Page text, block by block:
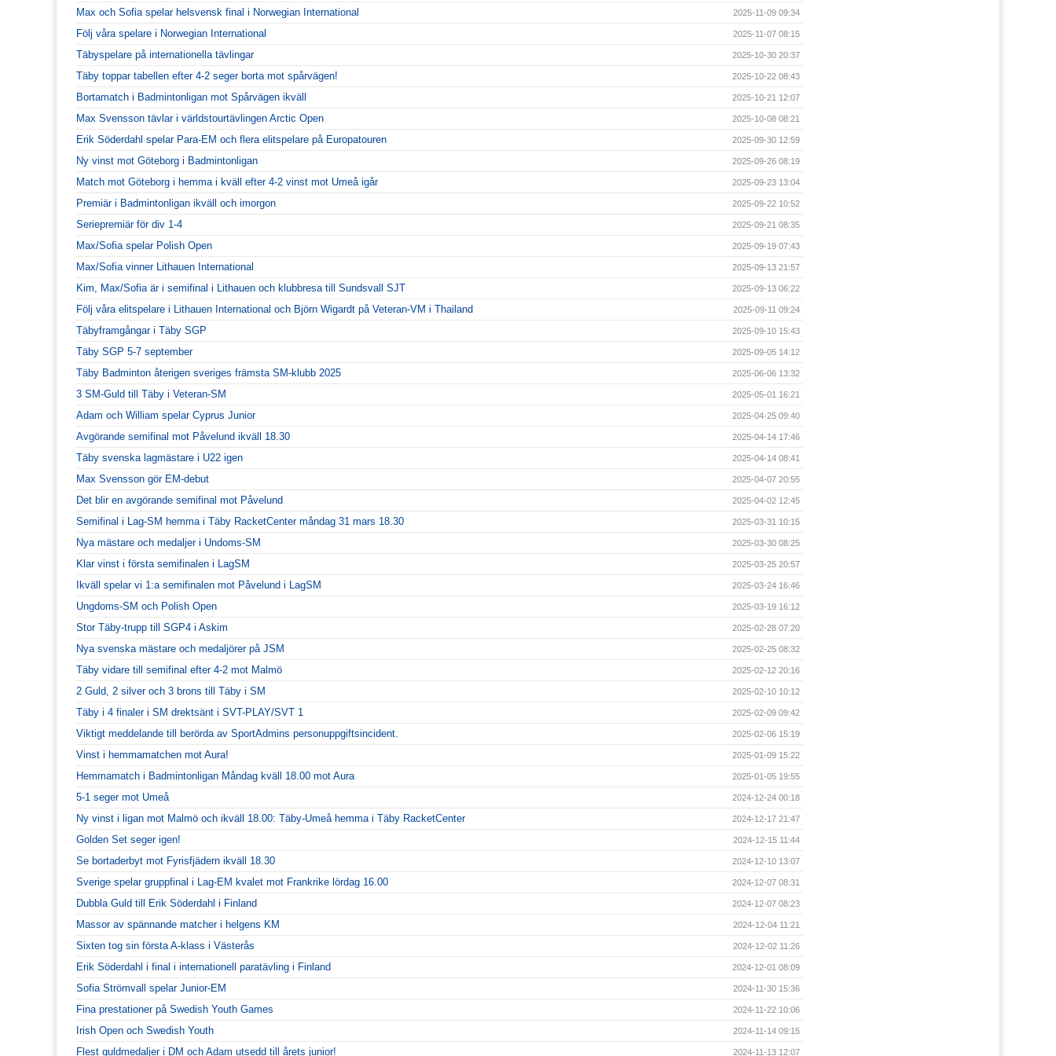
Max och Sofia spelar helsvensk final i Norwegian International 2025-11-09 09:34
Följ våra spelare i Norwegian International 2025-11-07 08:15
Täbyspelare på internationella tävlingar 2025-10-30 20:37
Täby toppar tabellen efter 4-2 seger borta mot spårvägen! 2025-10-22 08:43
Bortamatch i Badmintonligan mot Spårvägen ikväll 2025-10-21 12:07
Max Svensson tävlar i världstourtävlingen Arctic Open 2025-10-08 08:21
Erik Söderdahl spelar Para-EM och flera elitspelare på Europatouren 2025-09-30 12:59
Ny vinst mot Göteborg i Badmintonligan 2025-09-26 08:19
Match mot Göteborg i hemma i kväll efter 4-2 vinst mot Umeå igår 2025-09-23 13:04
Premiär i Badmintonligan ikväll och imorgon 2025-09-22 10:52
Seriepremiär för div 1-4 2025-09-21 08:35
Max/Sofia spelar Polish Open 2025-09-19 07:43
Max/Sofia vinner Lithauen International 2025-09-13 21:57
Kim, Max/Sofia är i semifinal i Lithauen och klubbresa till Sundsvall SJT 2025-09-13 06:22
Följ våra elitspelare i Lithauen International och Björn Wigardt på Veteran-VM i Thailand 2025-09-11 09:24
Täbyframgångar i Täby SGP 2025-09-10 15:43
Täby SGP 5-7 september 2025-09-05 14:12
Täby Badminton återigen sveriges främsta SM-klubb 2025 2025-06-06 13:32
3 SM-Guld till Täby i Veteran-SM 2025-05-01 16:21
Adam och William spelar Cyprus Junior 2025-04-25 09:40
Avgörande semifinal mot Påvelund ikväll 18.30 2025-04-14 17:46
Täby svenska lagmästare i U22 igen 2025-04-14 08:41
Max Svensson gör EM-debut 2025-04-07 20:55
Det blir en avgörande semifinal mot Påvelund 2025-04-02 12:45
Semifinal i Lag-SM hemma i Täby RacketCenter måndag 31 mars 18.30 2025-03-31 10:15
Nya mästare och medaljer i Undoms-SM 2025-03-30 08:25
Klar vinst i första semifinalen i LagSM 2025-03-25 20:57
Ikväll spelar vi 1:a semifinalen mot Påvelund i LagSM 2025-03-24 16:46
Ungdoms-SM och Polish Open 2025-03-19 16:12
Stor Täby-trupp till SGP4 i Askim 2025-02-28 07:20
Nya svenska mästare och medaljörer på JSM 2025-02-25 08:32
Täby vidare till semifinal efter 4-2 mot Malmö 2025-02-12 20:16
2 Guld, 2 silver och 3 brons till Täby i SM 2025-02-10 10:12
Täby i 4 finaler i SM drektsänt i SVT-PLAY/SVT 1 2025-02-09 09:42
Viktigt meddelande till berörda av SportAdmins personuppgiftsincident. 2025-02-06 15:19
Vinst i hemmamatchen mot Aura! 2025-01-09 15:22
Hemmamatch i Badmintonligan Måndag kväll 18.00 mot Aura 2025-01-05 19:55
5-1 seger mot Umeå 2024-12-24 00:18
Ny vinst i ligan mot Malmö och ikväll 18.00: Täby-Umeå hemma i Täby RacketCenter 2024-12-17 21:47
Golden Set seger igen! 2024-12-15 11:44
Se bortaderbyt mot Fyrisfjädern ikväll 18.30 2024-12-10 13:07
Sverige spelar gruppfinal i Lag-EM kvalet mot Frankrike lördag 16.00 2024-12-07 08:31
Dubbla Guld till Erik Söderdahl i Finland 2024-12-07 08:23
Massor av spännande matcher i helgens KM 2024-12-04 11:21
Sixten tog sin första A-klass i Västerås 2024-12-02 11:26
Erik Söderdahl i final i internationell paratävling i Finland 2024-12-01 08:09
Sofia Strömvall spelar Junior-EM 2024-11-30 15:36
Fina prestationer på Swedish Youth Games 2024-11-22 10:06
Irish Open och Swedish Youth 2024-11-14 09:15
Flest guldmedaljer i DM och Adam utsedd till årets junior! 2024-11-13 12:07